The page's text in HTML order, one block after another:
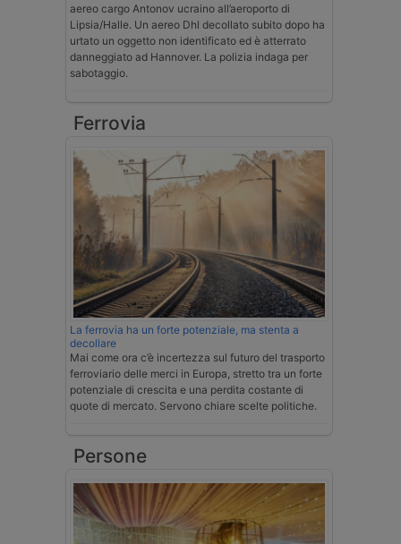
aereo cargo Antonov ucraino all’aeroporto di
Lipsia/Halle. Un aereo Dhl decollato subito dopo ha
urtato un oggetto non identificato ed è atterrato
danneggiato ad Hannover. La polizia indaga per
sabotaggio.
Ferrovia
La ferrovia ha un forte potenziale, ma stenta a
decollare
Mai come ora c’è incertezza sul futuro del trasporto
ferroviario delle merci in Europa, stretto tra un forte
potenziale di crescita e una perdita costante di
quote di mercato. Servono chiare scelte politiche.
Persone